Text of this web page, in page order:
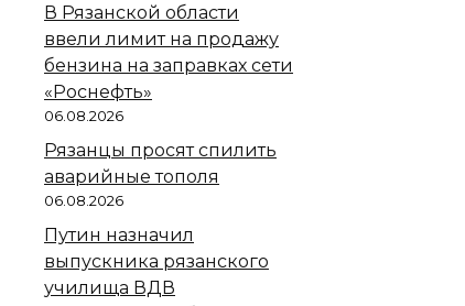
В Рязанской области
ввели лимит на продажу
бензина на заправках сети
«Роснефть»
06.08.2026
Рязанцы просят спилить
аварийные тополя
06.08.2026
Путин назначил
выпускника рязанского
училища ВДВ